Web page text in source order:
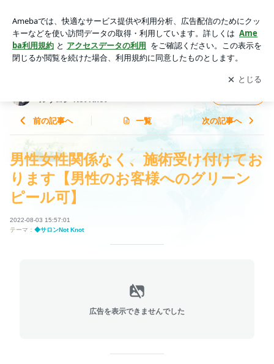
のグリーンピール可】 | たるみを解消！ 東京 自由が丘のグリ
ーンピールサロン Not Knot
アプリをダウンロードして ブログの更新通知
を受け取りまし
ょう。
開く
ルサロン Not Knot
前の記事へ 一覧 次の記事へ
男性女性関係なく、施術受け付けてお
ります【男性のお客様へのグリーン
ピール可】
2022-08-03 15:57:01
テーマ： ◆サロンNot Knot
広告を表示できませんでした